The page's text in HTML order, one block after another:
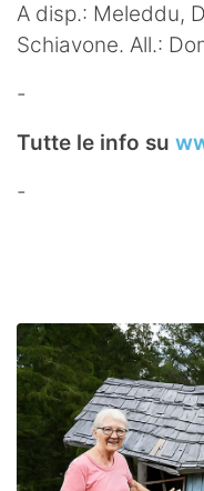
A disp.: Meleddu,
Schiavone. All.:
-
Tutte le info su
-